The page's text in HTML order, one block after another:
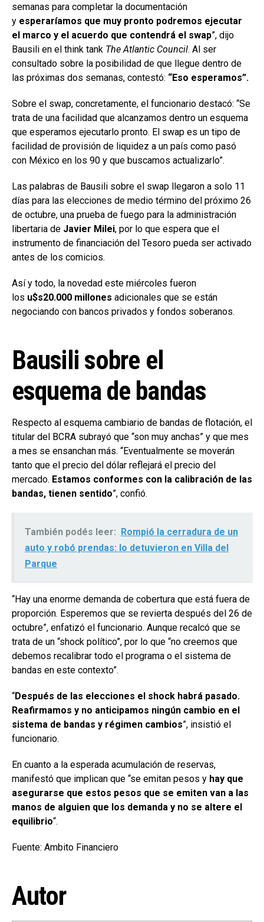
semanas para completar la documentación
y esperaríamos que muy pronto podremos ejecutar
el marco y el acuerdo que contendrá el swap”, dijo
Bausili en el think tank The Atlantic Council. Al ser
consultado sobre la posibilidad de que llegue dentro de
las próximas dos semanas, contestó: “Eso esperamos”.
Sobre el swap, concretamente, el funcionario destacó: “Se
trata de una facilidad que alcanzamos dentro un esquema
que esperamos ejecutarlo pronto. El swap es un tipo de
facilidad de provisión de liquidez a un país como pasó
con México en los 90 y que buscamos actualizarlo”.
Las palabras de Bausili sobre el swap llegaron a solo 11
días para las elecciones de medio término del próximo 26
de octubre, una prueba de fuego para la administración
libertaria de Javier Milei, por lo que espera que el
instrumento de financiación del Tesoro pueda ser activado
antes de los comicios.
Así y todo, la novedad este miércoles fueron
los u$s20.000 millones adicionales que se están
negociando con bancos privados y fondos soberanos.
Bausili sobre el
esquema de bandas
Respecto al esquema cambiario de bandas de flotación, el
titular del BCRA subrayó que “son muy anchas” y que mes
a mes se ensanchan más. “Eventualmente se moverán
tanto que el precio del dólar reflejará el precio del
mercado. Estamos conformes con la calibración de las
bandas, tienen sentido”, confió.
También podés leer: Rompió la cerradura de un
auto y robó prendas: lo detuvieron en Villa del
Parque
“Hay una enorme demanda de cobertura que está fuera de
proporción. Esperemos que se revierta después del 26 de
octubre”, enfatizó el funcionario. Aunque recalcó que se
trata de un “shock político”, por lo que “no creemos que
debemos recalibrar todo el programa o el sistema de
bandas en este contexto”.
“Después de las elecciones el shock habrá pasado.
Reafirmamos y no anticipamos ningún cambio en el
sistema de bandas y régimen cambios”, insistió el
funcionario.
En cuanto a la esperada acumulación de reservas,
manifestó que implican que “se emitan pesos y hay que
asegurarse que estos pesos que se emiten van a las
manos de alguien que los demanda y no se altere el
equilibrio“.
Fuente: Ambito Financiero
Autor